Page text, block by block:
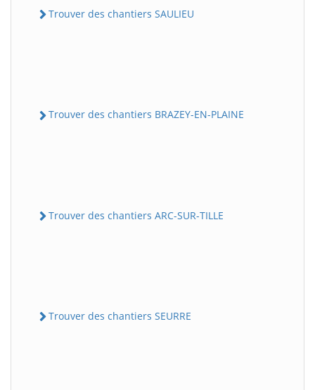
Trouver des chantiers SAULIEU
Trouver des chantiers BRAZEY-EN-PLAINE
Trouver des chantiers ARC-SUR-TILLE
Trouver des chantiers SEURRE